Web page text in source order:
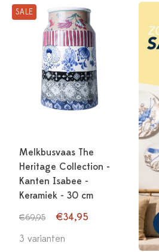
SALE
Melkbusvaas The
Heritage Collection -
Kanten Isabee -
Keramiek - 30 cm
€69,95
€34,95
3 varianten